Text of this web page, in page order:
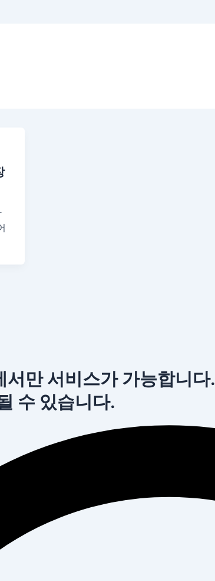
만 서비스가 가능합니다.
수 있습니다.